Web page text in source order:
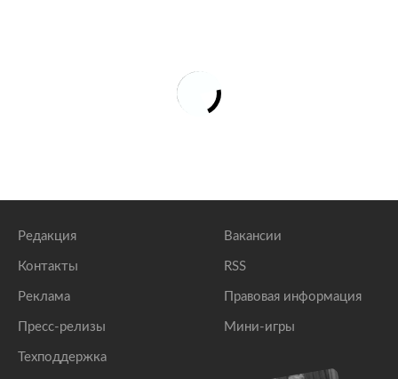
Редакция
Контакты
Реклама
Пресс-релизы
Техподдержка
Вакансии
RSS
Правовая информация
Мини-игры